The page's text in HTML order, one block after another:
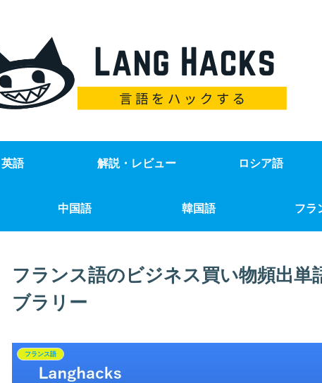
英語 解説・レビュー ロシア語
中国語 韓国語 フラ
フランス語のビジネス買い物頻出単
ブラリー
フランス語